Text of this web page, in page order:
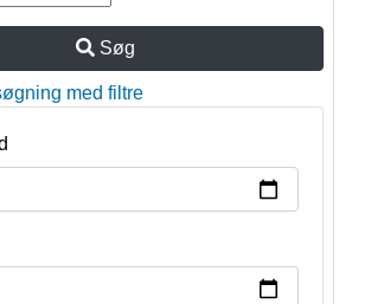
Søg
med filtre